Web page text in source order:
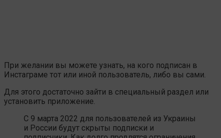
При желании вы можете узнать, на кого подписан в
Инстаграме тот или иной пользователь, либо вы сами.
Для этого достаточно зайти в специальный раздел или
установить приложение.
С 9 марта 2022 для пользователей из Украины
и России будут скрыты подписки и